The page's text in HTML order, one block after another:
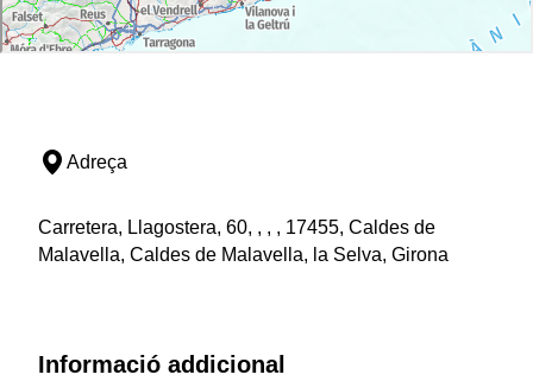
Adreça
Carretera, Llagostera, 60, , , , 17455, Caldes de
Malavella, Caldes de Malavella, la Selva, Girona
Informació addicional